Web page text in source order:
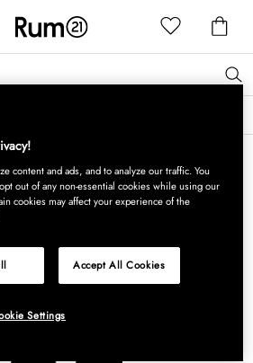
Stålmöbler -tuotteista* →
content and ads, and to analyze our traffic. You
out of any non-essential cookies while using our
cookies may affect your experience of the
Accept All Cookies
Settings